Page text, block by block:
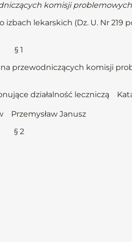
komisji
lekarskich (Dz. U. Nr 219
§ 1
na przewodniczących komisji
działalność leczniczą
Przemysław Janusz
§ 2